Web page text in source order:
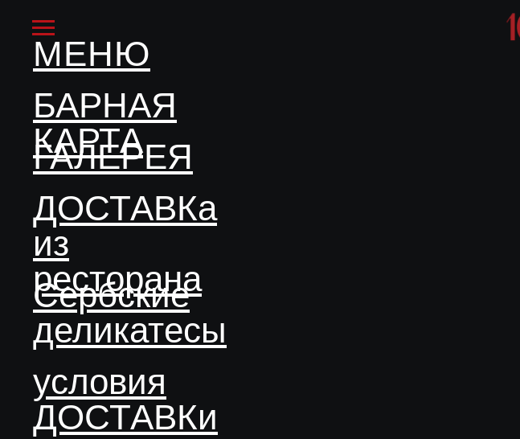
МЕНЮ
БАРНАЯ
КАРТА
ГАЛЕРЕЯ
условия
ДОСТАВКи
ДОСТАВКа
из
ресторана
Сербские
деликатесы